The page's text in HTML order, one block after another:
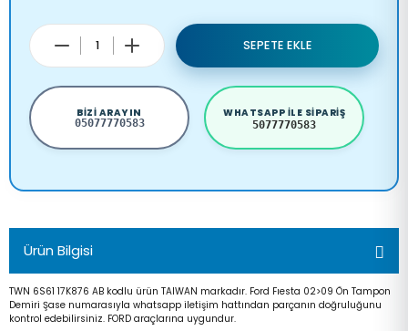
SEPETE EKLE
BIZI ARAYIN
05077770583
WHATSAPP ILE SIPARIŞ
5077770583
Ürün Bilgisi
TWN 6S61 17K876 AB kodlu ürün TAIWAN markadır. Ford Fıesta 02>09 Ön Tampon
Demiri Şase numarasıyla whatsapp iletişim hattından parçanın doğruluğunu
kontrol edebilirsiniz. FORD araçlarına uygundur.